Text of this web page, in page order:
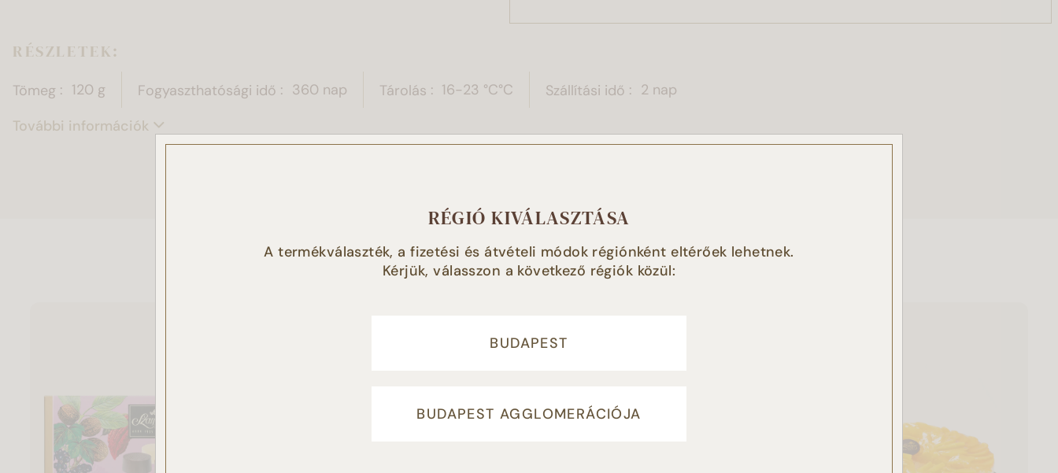
RÉSZLETEK:
Tömeg 120 g Fogyaszthatósági idő 360 nap Tárolás 16-23 °C°C Szállítási idő
2 nap
További információk
HASONLÓ TERMÉKEK
RÉGIÓ KIVÁLASZTÁSA
A termékválaszték, a fizetési és átvételi módok régiónként eltérőek lehetnek.
Kérjük, válasszon a következő régiók közül:
BUDAPEST
BUDAPEST AGGLOMERÁCIÓJA
Ez a weboldal sütiket használ!
látogatóink magasabb szintű kiszolgálásához, a weboldalforgalmunk
elemzéséhez, illetve marketing tevékenységünk támogatása érdekében.
csak a honlap működéshez elengedhetetlenül szükséges sütiket
ELFOGADOM